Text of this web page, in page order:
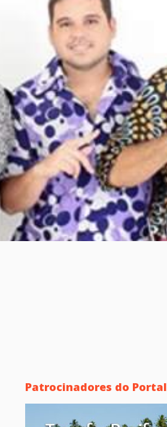
Patrocinadores do Portal